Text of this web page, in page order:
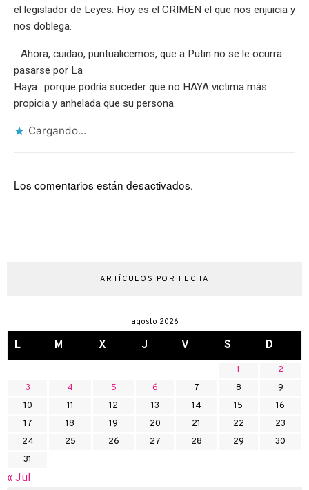
el legislador de Leyes. Hoy es el CRIMEN el que nos enjuicia y
nos doblega.
…Ahora, cuidao, puntualicemos, que a Putin no se le ocurra
pasarse por La
Haya…porque podría suceder que no HAYA victima más
propicia y anhelada que su persona.
Cargando...
Los comentarios están desactivados.
ARTÍCULOS POR FECHA
agosto 2026
L M X J V S D
1
2
3
4 5 6 7 8
9
10
11 12 13 14 15
16
17
18 19 20 21 22
23
24
25 26 27 28 29
30
31
« Jul